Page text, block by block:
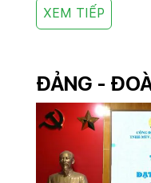
6/8/2026, Tập đoàn
có buổi làm việc với
chuyển đổi số trong
XEM TIẾP
ĐẢNG -